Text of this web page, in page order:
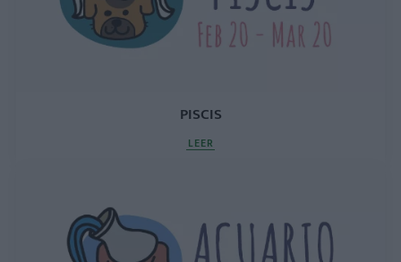
PISCIS
LEER